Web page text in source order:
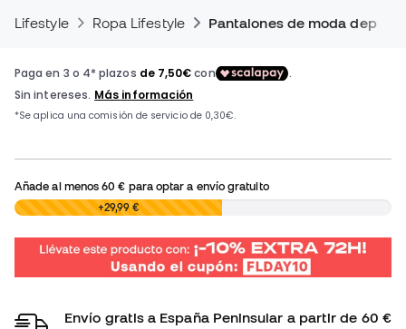
Lifestyle Ropa Lifestyle Pantalones de moda
Añade al menos60 € para optar a envío gratuito
0,00 € +29,99 €
Envío gratis a España Peninsular a partir de 60 €